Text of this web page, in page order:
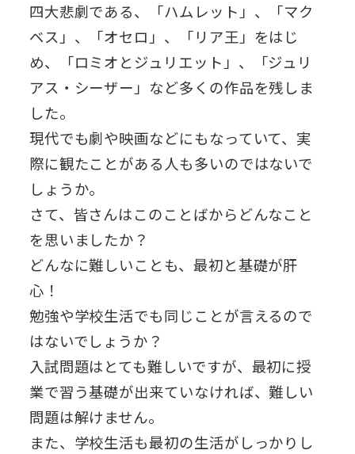
四大悲劇である、「ハムレット」、「マク
ベス」、「オセロ」、「リア王」をはじ
め、「ロミオとジュリエット」、「ジュリ
アス・シーザー」など多くの作品を残しま
した。
現代でも劇や映画などにもなっていて、実
際に観たことがある人も多いのではないで
しょうか。
さて、皆さんはこのことばからどんなこと
を思いましたか？
どんなに難しいことも、最初と基礎が肝
心！
勉強や学校生活でも同じことが言えるので
はないでしょうか？
入試問題はとても難しいですが、最初に授
業で習う基礎が出来ていなければ、難しい
問題は解けません。
また、学校生活も最初の生活がしっかりし